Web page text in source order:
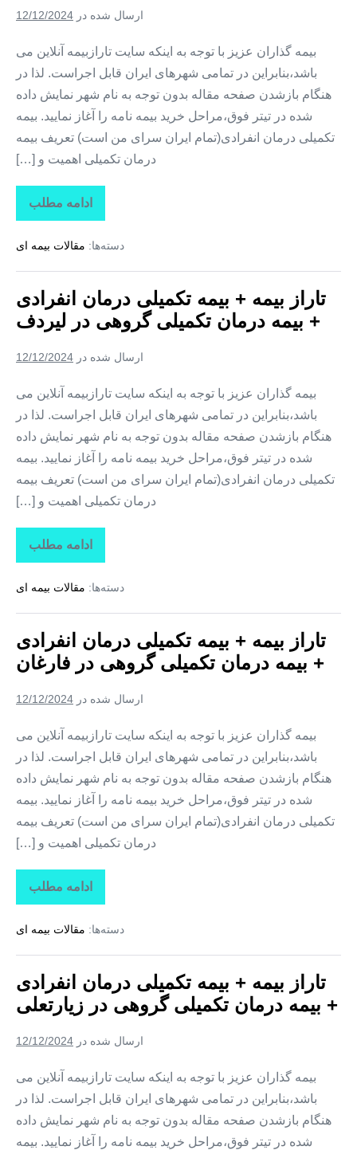
در
ارسال شده در 12/12/2024
بیمه گذاران عزیز با توجه به اینکه سایت تارازبیمه آنلاین می
باشد،بنابراین در تمامی شهرهای ایران قابل اجراست. لذا در
هنگام بازشدن صفحه مقاله بدون توجه به نام شهر نمایش داده
شده در تیتر فوق،مراحل خرید بیمه نامه را آغاز نمایید. بیمه
تکمیلی درمان انفرادی(تمام ایران سرای من است) تعریف بیمه
درمان تکمیلی اهمیت و […]
ادامه مطلب
تاراز
بیمه
بیمه
درمان
+
بیمه
درمان
تکمیلی
در
دسته‌ها: مقالات بیمه ای
تاراز بیمه + بیمه تکمیلی درمان انفرادی
+ بیمه درمان تکمیلی گروهی در لیردف
ارسال شده در 12/12/2024
بیمه گذاران عزیز با توجه به اینکه سایت تارازبیمه آنلاین می
باشد،بنابراین در تمامی شهرهای ایران قابل اجراست. لذا در
هنگام بازشدن صفحه مقاله بدون توجه به نام شهر نمایش داده
شده در تیتر فوق،مراحل خرید بیمه نامه را آغاز نمایید. بیمه
تکمیلی درمان انفرادی(تمام ایران سرای من است) تعریف بیمه
درمان تکمیلی اهمیت و […]
ادامه مطلب
تاراز
بیمه
بیمه
درمان
+
بیمه
درمان
تکمیلی
در
دسته‌ها: مقالات بیمه ای
تاراز بیمه + بیمه تکمیلی درمان انفرادی
+ بیمه درمان تکمیلی گروهی در فارغان
ارسال شده در 12/12/2024
بیمه گذاران عزیز با توجه به اینکه سایت تارازبیمه آنلاین می
باشد،بنابراین در تمامی شهرهای ایران قابل اجراست. لذا در
هنگام بازشدن صفحه مقاله بدون توجه به نام شهر نمایش داده
شده در تیتر فوق،مراحل خرید بیمه نامه را آغاز نمایید. بیمه
تکمیلی درمان انفرادی(تمام ایران سرای من است) تعریف بیمه
درمان تکمیلی اهمیت و […]
ادامه مطلب
تاراز
بیمه
بیمه
درمان
+
بیمه
درمان
تکمیلی
در
دسته‌ها: مقالات بیمه ای
تاراز بیمه + بیمه تکمیلی درمان انفرادی
+ بیمه درمان تکمیلی گروهی در زیارتعلی
ارسال شده در 12/12/2024
بیمه گذاران عزیز با توجه به اینکه سایت تارازبیمه آنلاین می
باشد،بنابراین در تمامی شهرهای ایران قابل اجراست. لذا در
هنگام بازشدن صفحه مقاله بدون توجه به نام شهر نمایش داده
شده در تیتر فوق،مراحل خرید بیمه نامه را آغاز نمایید. بیمه